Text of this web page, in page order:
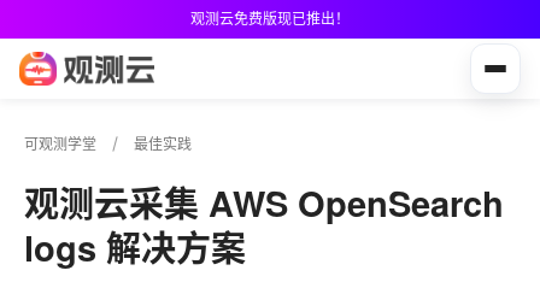
观测云免费版现已推出！
可观测学堂 最佳实践
观测云采集 AWS OpenSearch
logs 解决方案